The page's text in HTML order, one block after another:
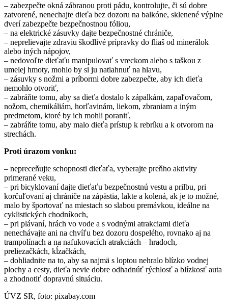
– zabezpečte okná zábranou proti pádu, kontrolujte, či sú dobre
zatvorené, nenechajte dieťa bez dozoru na balkóne, sklenené výplne
dverí zabezpečte bezpečnostnou fóliou,
– na elektrické zásuvky dajte bezpečnostné chrániče,
– neprelievajte zdraviu škodlivé prípravky do fliaš od minerálok
alebo iných nápojov,
– nedovoľte dieťaťu manipulovať s vreckom alebo s taškou z
umelej hmoty, mohlo by si ju natiahnuť na hlavu,
– zásuvky s nožmi a príbormi dobre zabezpečte, aby ich dieťa
nemohlo otvoriť,
– zabráňte tomu, aby sa dieťa dostalo k zápalkám, zapaľovačom,
nožom, chemikáliám, horľavinám, liekom, zbraniam a iným
predmetom, ktoré by ich mohli poraniť,
– zabráňte tomu, aby malo dieťa prístup k rebríku a k otvorom na
strechách.
Proti úrazom vonku:
– nepreceňujte schopnosti dieťaťa, vyberajte preňho aktivity
primerané veku,
– pri bicyklovaní dajte dieťaťu bezpečnostnú vestu a prilbu, pri
korčuľovaní aj chrániče na zápästia, lakte a kolená, ak je to možné,
malo by športovať na miestach so slabou premávkou, ideálne na
cyklistických chodníkoch,
– pri plávaní, hrách vo vode a s vodnými atrakciami dieťa
nenechávajte ani na chvíľu bez dozoru dospelého, rovnako aj na
trampolínach a na nafukovacích atrakciách – hradoch,
preliezačkách, kĺzačkách,
– dohliadnite na to, aby sa najmä s loptou nehralo blízko vodnej
plochy a cesty, dieťa nevie dobre odhadnúť rýchlosť a blízkosť auta
a zhodnotiť dopravnú situáciu.
ÚVZ SR, foto: pixabay.com